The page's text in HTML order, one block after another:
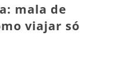
mala de
viajar só